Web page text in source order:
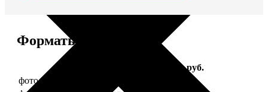
Форматы и цены
Цена, руб.
фото 30х40 в деревянной рамке